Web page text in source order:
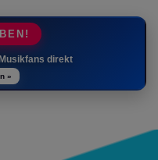
direkt
»